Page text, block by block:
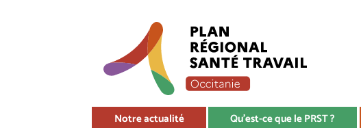
Notre actualité Qu'est-ce que le PRST ?